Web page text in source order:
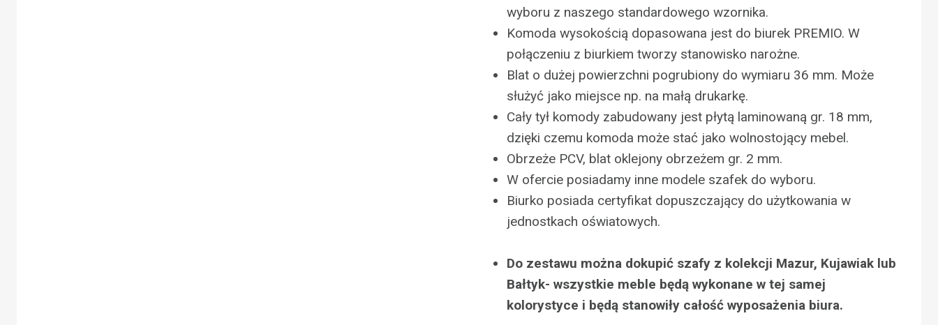
wyboru z naszego standardowego wzornika.
Komoda wysokością dopasowana jest do biurek PREMIO. W
połączeniu z biurkiem tworzy stanowisko narożne.
Blat o dużej powierzchni pogrubiony do wymiaru 36 mm. Może
służyć jako miejsce np. na małą drukarkę.
Cały tył komody zabudowany jest płytą laminowaną gr. 18 mm,
dzięki czemu komoda może stać jako wolnostojący mebel.
Obrzeże PCV, blat oklejony obrzeżem gr. 2 mm.
W ofercie posiadamy inne modele szafek do wyboru.
Biurko posiada certyfikat dopuszczający do użytkowania w
jednostkach oświatowych.
Do zestawu można dokupić szafy z kolekcji Mazur, Kujawiak lub
Bałtyk- wszystkie meble będą wykonane w tej samej
kolorystyce i będą stanowiły całość wyposażenia biura.